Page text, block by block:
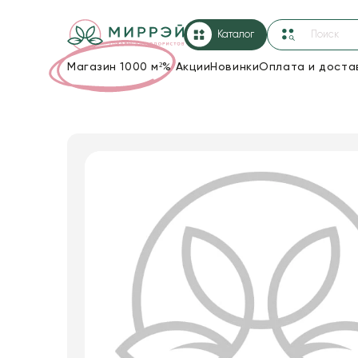
Каталог
Магазин 1000 м²%Акции НовинкиОплата и
Декор для дома
Пакеты для цветов и подарков